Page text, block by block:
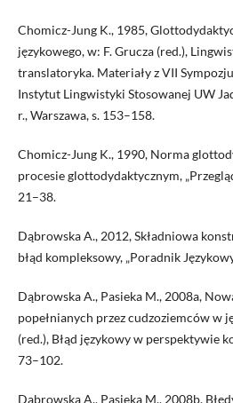
Chomicz-Jung K., 1985,
językowego, w: F. Grucza (red.),
translatoryka. Materiały z VII
Instytut Lingwistyki Stosowanej UW
r., Warszawa, s. 153–158.
Chomicz-Jung K., 1990, Norma
procesie glottodydaktycznym,
21–38.
Dąbrowska A., 2012, Składniowa
błąd kompleksowy, „Poradnik
Dąbrowska A., Pasieka M., 2008a,
popełnianych przez cudzoziemców w
(red.), Błąd językowy w perspektywie
73–102.
Dąbrowska A., Pasieka M., 2008b,